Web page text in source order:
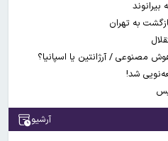
به تهران
شد!
آرشیو